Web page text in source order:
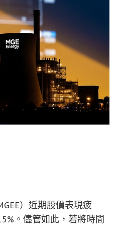
）近期股價表現疲
。儘管如此，若將時間